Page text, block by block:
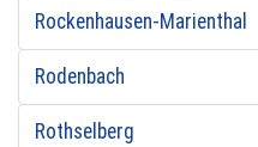
Rockenhausen-Marienthal
Rodenbach
Rothselberg